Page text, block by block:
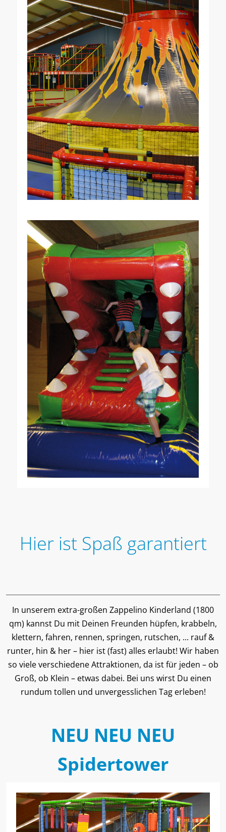
Hier ist Spaß garantiert
In unserem extra-großen Zappelino Kinderland (1800
qm) kannst Du mit Deinen Freunden hüpfen, krabbeln,
klettern, fahren, rennen, springen, rutschen, ... rauf &
runter, hin & her – hier ist (fast) alles erlaubt! Wir haben
so viele verschiedene Attraktionen, da ist für jeden – ob
Groß, ob Klein – etwas dabei. Bei uns wirst Du einen
rundum tollen und unvergesslichen Tag erleben!
NEU NEU NEU
Spidertower